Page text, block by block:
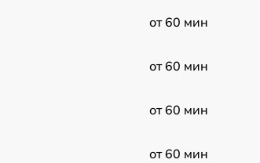
от 60 мин
от 60 мин
от 60 мин
от 60 мин